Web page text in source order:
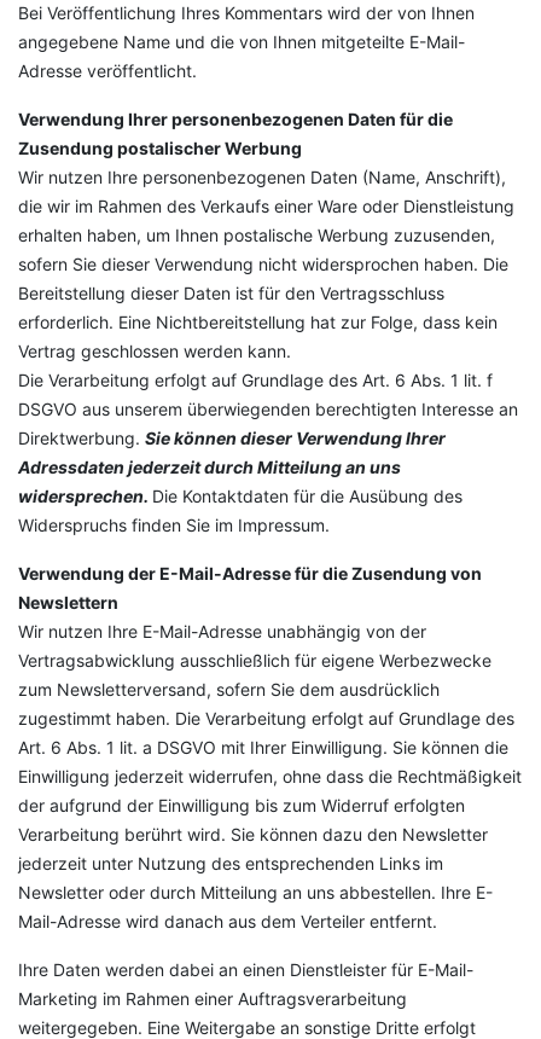
Bei Veröffentlichung Ihres Kommentars wird der von Ihnen
angegebene Name und die von Ihnen mitgeteilte E-Mail-
Adresse veröffentlicht.
Verwendung Ihrer personenbezogenen Daten für die
Zusendung postalischer Werbung
Wir nutzen Ihre personenbezogenen Daten (Name, Anschrift),
die wir im Rahmen des Verkaufs einer Ware oder Dienstleistung
erhalten haben, um Ihnen postalische Werbung zuzusenden,
sofern Sie dieser Verwendung nicht widersprochen haben. Die
Bereitstellung dieser Daten ist für den Vertragsschluss
erforderlich. Eine Nichtbereitstellung hat zur Folge, dass kein
Vertrag geschlossen werden kann.
Die Verarbeitung erfolgt auf Grundlage des Art. 6 Abs. 1 lit. f
DSGVO aus unserem überwiegenden berechtigten Interesse an
Direktwerbung. Sie können dieser Verwendung Ihrer
Adressdaten jederzeit durch Mitteilung an uns
widersprechen. Die Kontaktdaten für die Ausübung des
Widerspruchs finden Sie im Impressum.
Verwendung der E-Mail-Adresse für die Zusendung von
Newslettern
Wir nutzen Ihre E-Mail-Adresse unabhängig von der
Vertragsabwicklung ausschließlich für eigene Werbezwecke
zum Newsletterversand, sofern Sie dem ausdrücklich
zugestimmt haben. Die Verarbeitung erfolgt auf Grundlage des
Art. 6 Abs. 1 lit. a DSGVO mit Ihrer Einwilligung. Sie können die
Einwilligung jederzeit widerrufen, ohne dass die Rechtmäßigkeit
der aufgrund der Einwilligung bis zum Widerruf erfolgten
Verarbeitung berührt wird. Sie können dazu den Newsletter
jederzeit unter Nutzung des entsprechenden Links im
Newsletter oder durch Mitteilung an uns abbestellen. Ihre E-
Mail-Adresse wird danach aus dem Verteiler entfernt.
Ihre Daten werden dabei an einen Dienstleister für E-Mail-
Marketing im Rahmen einer Auftragsverarbeitung
weitergegeben. Eine Weitergabe an sonstige Dritte erfolgt